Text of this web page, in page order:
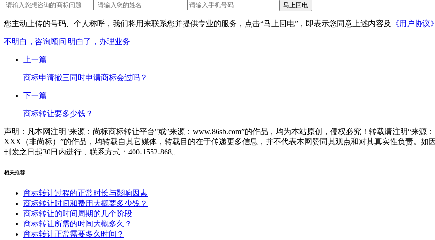
您主动上传的号码、个人称呼，我们将用来联系您并提供专业的服务，点击“马上回电”，即表示您同意上述内容及 《用户协议
不明白，咨询顾问 明白了，办理业务
上一篇
商标申请撤三同时申请商标会过吗？
下一篇
商标转让要多少钱？
声明：凡本网注明"来源：尚标商标转让平台"或”来源：www.86sb.com”的作品，均为本站原创，侵权必究！转载请注明“来源
XXX（非尚标）”的作品，均转载自其它媒体，转载目的在于传递更多信息，并不代表本网赞同其观点和对其真实性负责。
刊发之日起30日内进行，联系方式：400-1552-868。
相关推荐
商标转让过程的正常时长与影响因素
商标转让时间和费用大概要多少钱？
商标转让的时间周期的几个阶段
商标转让所需的时间大概多久？
商标转让正常需要多久时间？